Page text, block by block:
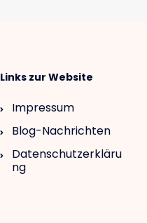
Links zur Website
Impressum
Blog-Nachrichten
Datenschutzerkläru
ng